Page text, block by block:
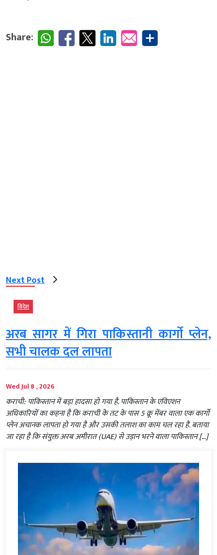
Share:
Next Post
विदेश
अरब सागर में गिरा पाकिस्तानी कार्गो प्लेन,
सभी चालक दल लापता
Wed Jul 8 , 2026
कराची: पाकिस्तान में बड़ा हादसा हो गया है. पाकिस्तान के एविएशन
अधिकारियों का कहना है कि कराची के तट के पास 5 क्रू मेंबर वाला एक कार्गो
प्लेन अचानक लापता हो गया है और उसकी तलाश का काम चल रहा है. बताया
जा रहा है कि संयुक्त अरब अमीरात (UAE) से उड़ान भरने वाला पाकिस्तान […]